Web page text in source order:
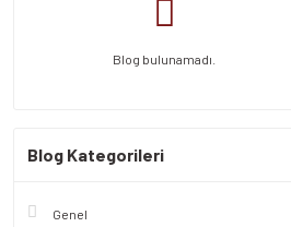
Blog bulunamadı.
Blog Kategorileri
Genel